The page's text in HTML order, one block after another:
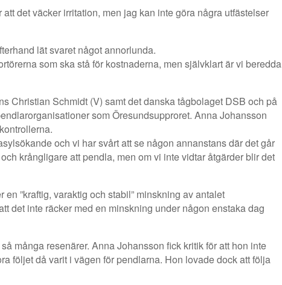
det väcker irritation, men jag kan inte göra några utfästelser
lät svaret något annorlunda.
som ska stå för kostnaderna, men självklart är vi beredda
Christian Schmidt (V) samt det danska tågbolaget DSB och på
som Öresundsupproret. Anna Johansson
och vi har svårt att se någon annanstans där det går
krångligare att pendla, men om vi inte vidtar åtgärder blir det
”kraftig, varaktig och stabil” minskning av antalet
det inte räcker med en minskning under någon enstaka dag
många resenärer. Anna Johansson fick kritik för att hon inte
följet då varit i vägen för pendlarna. Hon lovade dock att följa